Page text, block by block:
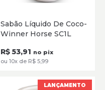
ADICIONAR
Sabão Líquido De Coco-
Winner Horse SC1L
R$ 53,91 no pix
ou 10x de R$ 5,99
LANÇAMENTO